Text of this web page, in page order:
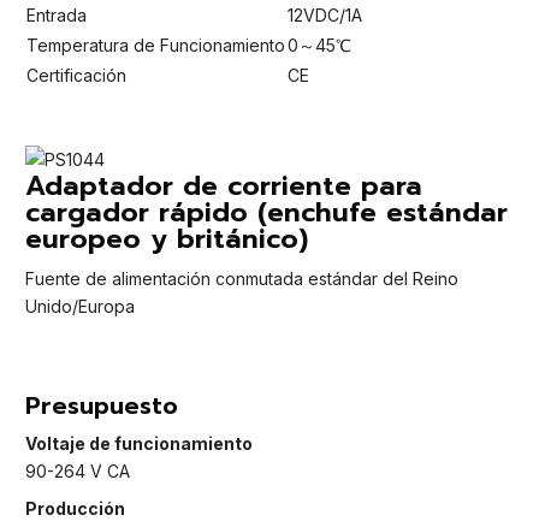
Entrada
12VDC/1A
Temperatura de Funcionamiento0～45℃
Certificación
CE
Adaptador de corriente para
cargador rápido (enchufe estándar
europeo y británico)
Fuente de alimentación conmutada estándar del Reino
Unido/Europa
Presupuesto
Voltaje de funcionamiento
90-264 V CA
Producción